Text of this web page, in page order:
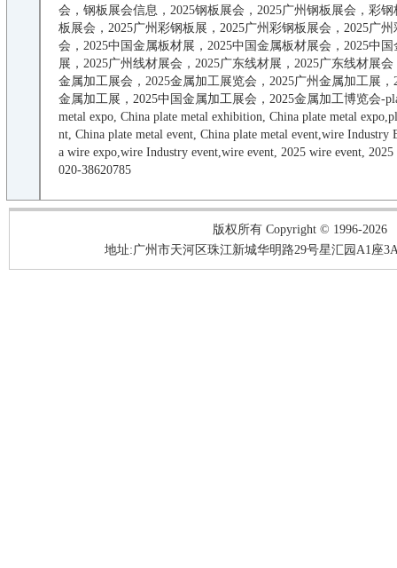
会，钢板展会信息， 2025钢板展会， 2025广州钢板展会，彩
板展会， 2025广州彩钢板展， 2025广州彩钢板展会， 2025广州
会， 2025中国金属板材展， 2025中国金属板材展会， 2025中国
展， 2025广州线材展会， 2025广东线材展， 2025广东线材展会
金属加工展会， 2025金属加工展览会， 2025广州金属加工展，
金属加工展， 2025中国金属加工展会， 2025金属加工博览会-
metal expo, China plate metal exhibition, China plate metal expo,
nt, China plate metal event, China plate metal event,wire Industry
a wire expo,wire Industry event,wire event, 2025 wire event, 2025
020-38620785
版权所有 Copyright © 1996-2026
地址:广州市天河区珠江新城华明路29号星汇园A1座